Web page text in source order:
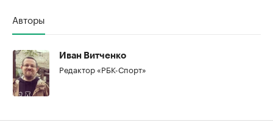
Авторы
Иван Витченко
Редактор «РБК-Спорт»